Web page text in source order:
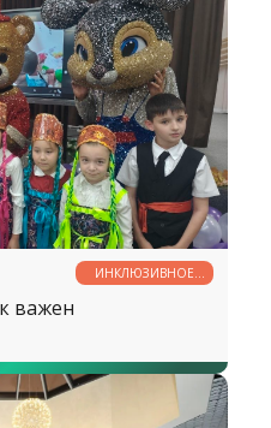
ИНКЛЮЗИВНОЕ
ОБРАЗОВАНИЕ
важен